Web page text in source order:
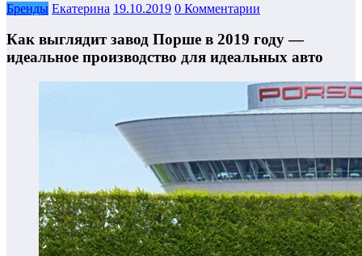
Бренды Екатерина 19.10.2019 0 Комментарии
Как выглядит завод Порше в 2019 году —
идеальное производство для идеальных авто